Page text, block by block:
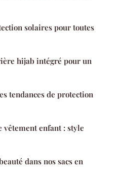
solaires pour toutes
hijab intégré pour un
tendances de protection
vêtement enfant : style
dans nos sacs en